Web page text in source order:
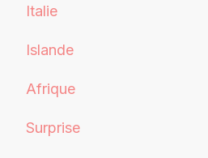
Italie
Islande
Afrique
Surprise